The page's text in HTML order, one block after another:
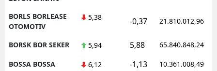
BORLS BORLEASE
OTOMOTIV
5,38 -0,37 21.810.012,96
BORSK BOR SEKER 5,94 5,88 65.840.848,24
BOSSA BOSSA 6,12 -1,13 10.361.008,49